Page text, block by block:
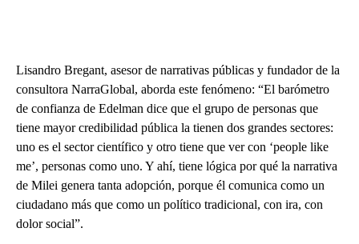
Lisandro Bregant, asesor de narrativas públicas y fundador de la
consultora NarraGlobal, aborda este fenómeno: “El barómetro
de confianza de Edelman dice que el grupo de personas que
tiene mayor credibilidad pública la tienen dos grandes sectores:
uno es el sector científico y otro tiene que ver con ‘people like
me’, personas como uno. Y ahí, tiene lógica por qué la narrativa
de Milei genera tanta adopción, porque él comunica como un
ciudadano más que como un político tradicional, con ira, con
dolor social”.